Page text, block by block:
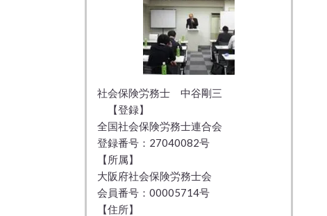
社会保険労務士 中谷剛三
【登録】
全国社会保険労務士連合会
登録番号：27040082号
【所属】
大阪府社会保険労務士会
会員番号：00005714号
【住所】